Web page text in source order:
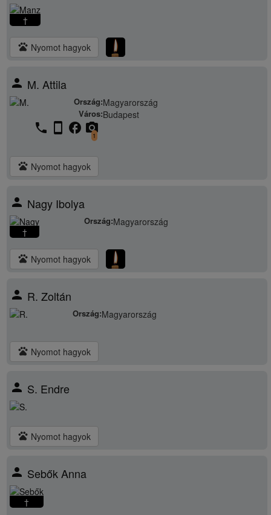
†
pets Nyomot hagyok
person M. Attila
Ország:Magyarország
Város:Budapest
phone stay_current_portrait facebook camera_alt
1
pets Nyomot hagyok
person Nagy Ibolya
†
Ország:Magyarország
pets Nyomot hagyok
person R. Zoltán
Ország:Magyarország
pets Nyomot hagyok
person S. Endre
pets Nyomot hagyok
person Sebők Anna
†